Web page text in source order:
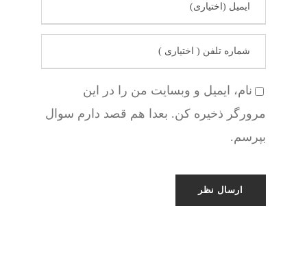
نام، ایمیل و وبسایت من را در این
مرورگر ذخیره کن. بعدا هم قصد دارم سوال
بپرسم.